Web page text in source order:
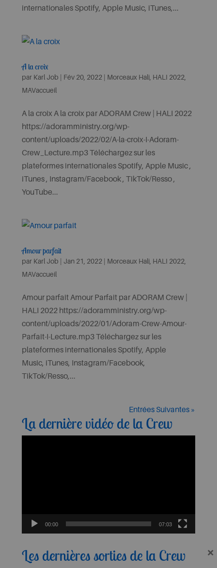
internationales Spotify, Apple Music, iTunes,...
A la croix
par Karl Job | Fév 20, 2022| Morceaux Hali HALI 2022,
MAVaccueil
A la croix A la croix par ADORAM Crew | HALI 2022
https://adoramministry.org/wp-
content/uploads/2022/02/A-la-croix-I-Adoram-
Crew_Lecture.mp3 Téléchargez sur les
plateformes internationales Spotify, Apple Music ,
iTunes , Instagram/Facebook , TikTok/Resso ,
YouTube...
Amour parfait
par Karl Job | Jan 21, 2022| Morceaux Hali HALI 2022,
MAVaccueil
Amour parfait Amour Parfait par ADORAM Crew |
HALI 2022 https://adoramministry.org/wp-
content/uploads/2022/01/Adoram-Crew-Amour-
Parfait-I-Lecture.mp3 Téléchargez sur les
plateformes internationales Spotify, Apple
Music, iTunes, Instagram/Facebook,
TikTok/Resso,...
Entrées Suivantes »
La dernière vidéo de la Crew
00:00 07:03
Les dernières sorties de la Crew ×